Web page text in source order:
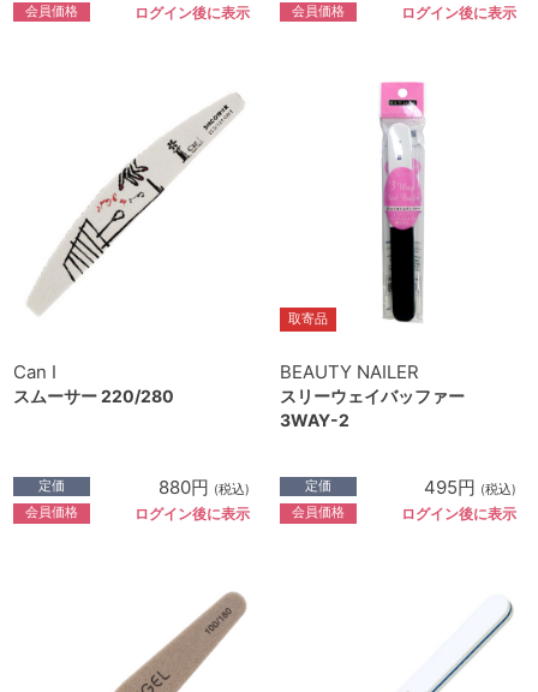
会員価格 ログイン後に表示 会員価格 ログイン後に表示
Can I
スムーサー 220/280
定価 880円 (税込)
会員価格 ログイン後に表示
取寄品
BEAUTY NAILER
スリーウェイバッファー
3WAY-2
定価 495円 (税込)
会員価格 ログイン後に表示